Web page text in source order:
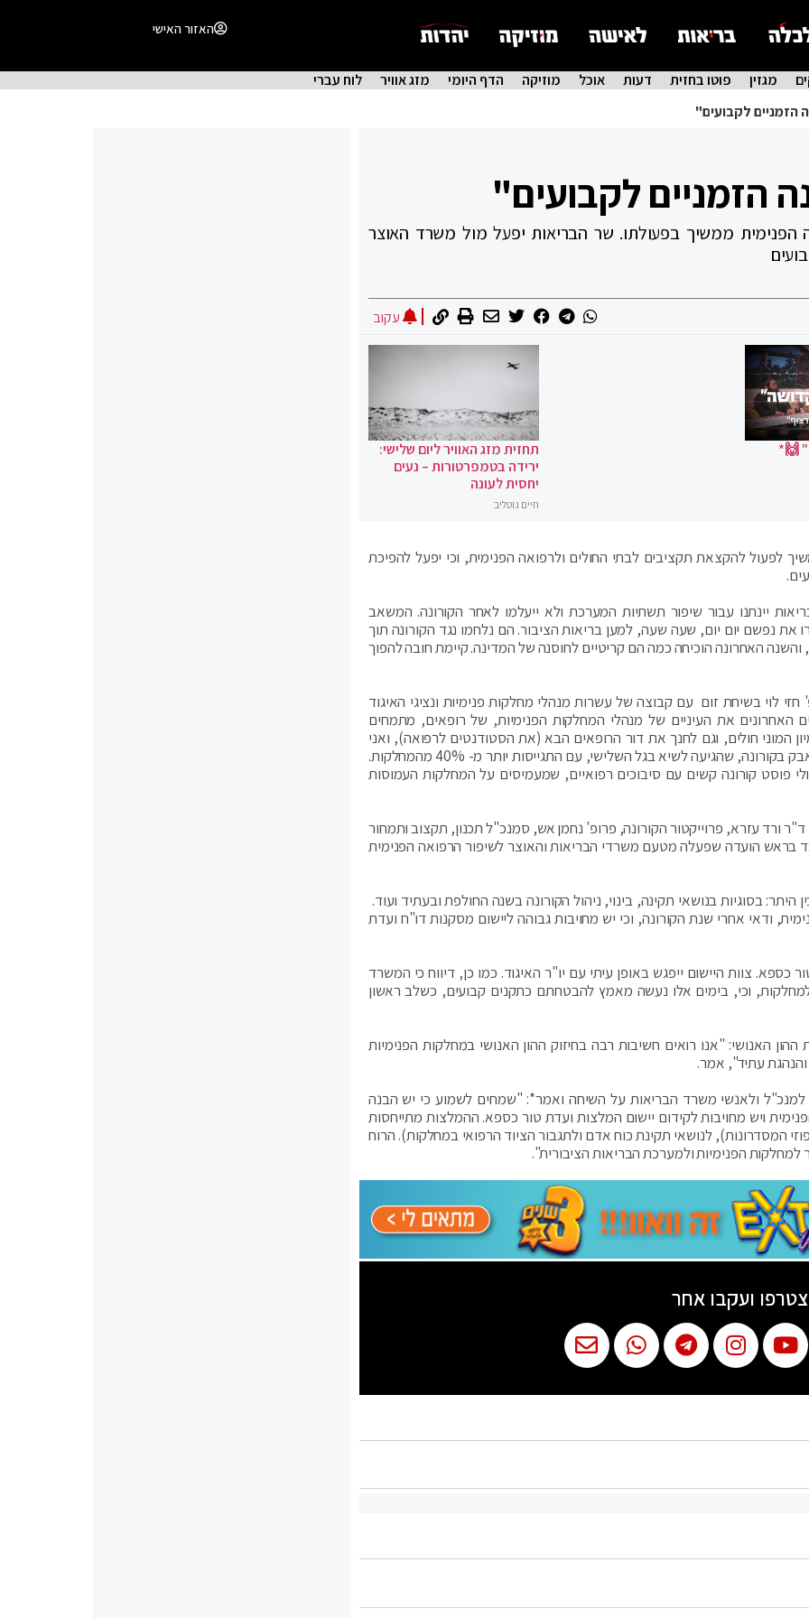
האזור האישי
מגזין פוטו בחזית דעות אוכל מוזיקה הדף היומי מזג אוויר
לוח עברי
הזמניים לקבועים"
הזמניים לקבועים"
הפנימית ממשיך בפעולתו. שר הבריאות יפעל מול משרד האוצר
עקוב
🙌*
תחזית מזג האוויר ליום שלישי:
ירידה בטמפרטורות – נעים
יחסית לעונה
חיים גוטליב
לפעול להקצאת תקציבים לבתי החולים ולרפואה הפנימית, וכי יפעל להפיכת
יינתנו עבור שיפור תשתיות המערכת ולא ייעלמו לאחר הקורונה. המשאב
את נפשם יום יום, שעה שעה, למען בריאות הציבור. הם נלחמו נגד הקורונה תוך
והשנה האחרונה הוכיחה כמה הם קריטיים לחוסנה של המדינה. קיימת חובה להפוך
לוי בשיחת זום עם קבוצה של עשרות מנהלי מחלקות פנימיות ונציגי האיגוד
האחרונים את העיניים של מנהלי המחלקות הפנימיות, של רופאים, מתמחים
המוני חולים, וגם לחנך את דור הרופאים הבא (את הסטודנטים לרפואה), ואני
מלא הערכה. אני מבקש להודות לכם על תרומתכם למאבק בקורונה, שהגיעה לשיא בגל השלישי, עם התגייסות יותר מ- 40% מהמחלקות.
פוסט קורונה קשים עם סיבוכים רפואיים, שמעמיסים על המחלקות העמוסות
ורד עזרא, פרוייקטור הקורונה, פרופ' נחמן אש, סמנכ"ל תכנון, תקצוב ותמחור
בראש הועדה שפעלה מטעם משרדי הבריאות והאוצר לשיפור הרפואה הפנימית
בסוגיות בנושאי תקינה, בינוי, ניהול הקורונה בשנה החולפת ובעתיד ועוד.
ודאי אחרי שנת הקורונה, וכי יש מחויבות גבוהה ליישום מסקנות דו"ח ועדת
צוות היישום ייפגש באופן עיתי עם יו"ר האיגוד. כמו כן, דיווח כי המשרד
וכי, בימים אלו נעשה מאמץ להבטחתם כתקנים קבועים, כשלב ראשון
האנושי: "אנו רואים חשיבות רבה בחיזוק ההון האנושי במחלקות הפנימיות
עתיד", אמר.
למנכ"ל ולאנשי משרד הבריאות על השיחה ואמר*: "שמחים לשמוע כי יש הבנה
ויש מחויבות לקידום יישום המלצות ועדת טור כספא. ההמלצות מתייחסות
המסדרונות), לנושאי תקינת כוח אדם ולתגבור הציוד הרפואי במחלקות). הרוח
הפנימיות ולמערכת הבריאות הציבורית".
ועקבו אחר